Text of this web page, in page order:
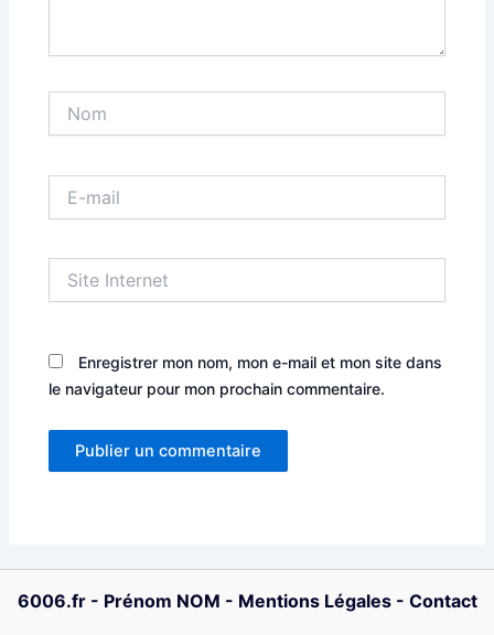
mail
Internet
Enregistrer mon nom, mon e-mail et mon site dans
le navigateur pour mon prochain commentaire.
6006.fr- Prénom NOM - Mentions Légales- Contact